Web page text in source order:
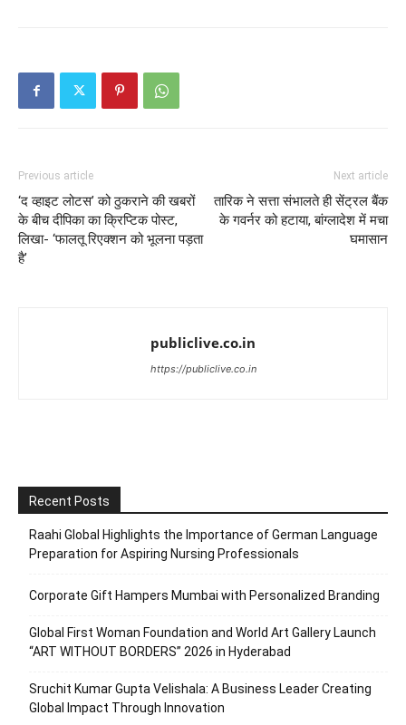
Previous article
‘द व्हाइट लोटस’ को ठुकराने की खबरों
के बीच दीपिका का क्रिप्टिक पोस्ट,
लिखा- ‘फालतू रिएक्शन को भूलना पड़ता
है’
Next article
तारिक ने सत्ता संभालते ही सेंट्रल बैंक
के गवर्नर को हटाया, बांग्लादेश में मचा
घमासान
publiclive.co.in
https://publiclive.co.in
Recent Posts
Raahi Global Highlights the Importance of German Language
Preparation for Aspiring Nursing Professionals
Corporate Gift Hampers Mumbai with Personalized Branding
Global First Woman Foundation and World Art Gallery Launch
“ART WITHOUT BORDERS” 2026 in Hyderabad
Sruchit Kumar Gupta Velishala: A Business Leader Creating
Global Impact Through Innovation